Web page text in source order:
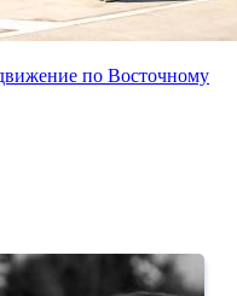
по Восточному